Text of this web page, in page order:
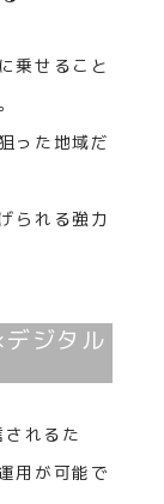
乗せること
った地域だ
られる強力
ジタル
れるた
用が可能で